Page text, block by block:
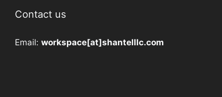
Contact us
Email: workspace[at]shantelllc.com